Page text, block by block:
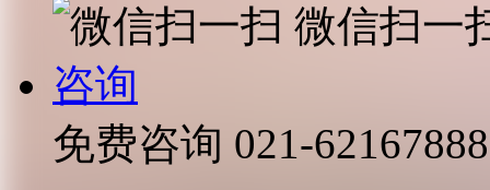
微信扫一
咨询
免费咨询 021-62167888